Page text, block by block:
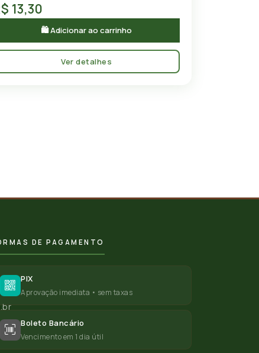
13,30
🛍 Adicionar ao carrinho
Ver detalhes
DE PAGAMENTO
PIX
Aprovação imediata • sem taxas
Boleto Bancário
Vencimento em 1 dia útil